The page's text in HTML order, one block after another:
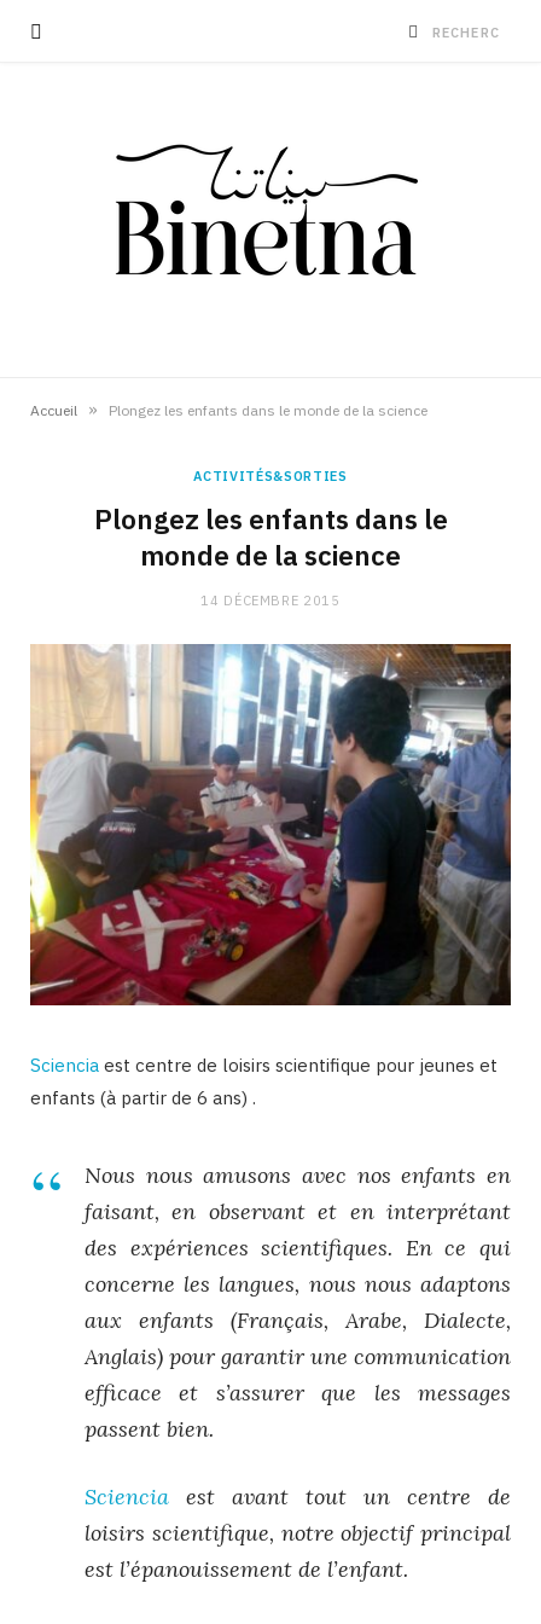
Accueil » Plongez les enfants dans le monde de la science
ACTIVITÉS&SORTIES
Plongez les enfants dans le
monde de la science
14 DÉCEMBRE 2015
Sciencia est centre de loisirs scientifique pour jeunes et
enfants (à partir de 6 ans) .
Nous nous amusons avec nos enfants en
faisant, en observant et en interprétant
des expériences scientifiques. En ce qui
concerne les langues, nous nous adaptons
aux enfants (Français, Arabe, Dialecte,
Anglais) pour garantir une communication
efficace et s’assurer que les messages
passent bien.
Sciencia est avant tout un centre de
loisirs scientifique, notre objectif principal
est l’épanouissement de l’enfant.